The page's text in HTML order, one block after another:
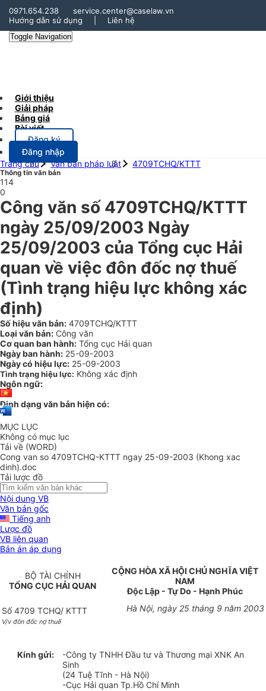
0971.654.238
service.center@caselaw.vn
Hướng dẫn sử dụng
Liên hệ
Toggle Navigation
Giới thiệu
Giải pháp
Bảng giá
Bài viết
Đăng ký
Đăng nhập
Trang chủ
Văn bản pháp luật 4709TCHQ/KTTT
Thông tin văn bản
114
0
Công văn số 4709TCHQ/KTTT
ngày 25/09/2003 Ngày
25/09/2003 của Tổng cục Hải
quan về việc đôn đốc nợ thuế
(Tình trạng hiệu lực không xác
định)
Số hiệu văn bản: 4709TCHQ/KTTT
Loại văn bản: Công văn
Cơ quan ban hành: Tổng cục Hải quan
Ngày ban hành: 25-09-2003
Ngày có hiệu lực: 25-09-2003
Tình trạng hiệu lực: Không xác định
Ngôn ngữ:
Định dạng văn bản hiện có:
MỤC LỤC
Không có mục lục
Tải về (WORD)
Cong van so 4709TCHQ-KTTT ngay 25-09-2003 (Khong xac
dinh).doc
Tải lược đồ
Nội dung VB
Văn bản gốc
Tiếng anh
Lược đồ
VB liên quan
Bản án áp dụng
BỘ TÀI CHÍNH
TỔNG CỤC HẢI QUAN
CỘNG HÒA XÃ HỘI CHỦ NGHĨA VIỆT
NAM
Độc Lập - Tự Do - Hạnh Phúc
Số 4709 TCHQ/ KTTT
V/v đôn đốc nợ thuế
Hà Nội, ngày 25 tháng 9 năm 2003
Kính gửi:
-Công ty TNHH Đầu tư và Thương mại XNK An
Sinh
(24 Tuệ Tĩnh - Hà Nội)
-Cục Hải quan Tp.Hồ Chí Minh